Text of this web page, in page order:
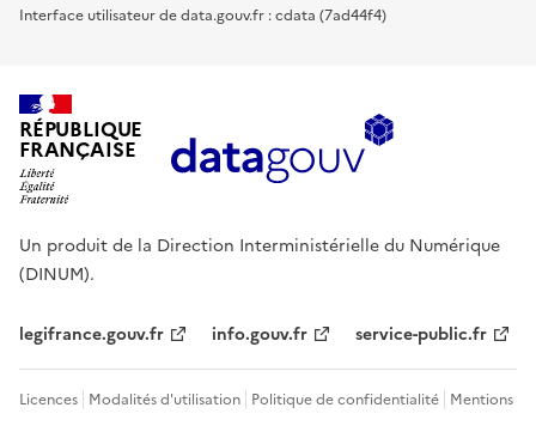
Interface utilisateur de data.gouv.fr : cdata (7ad44f4)
RÉPUBLIQUE
FRANÇAISE
Un produit de la Direction Interministérielle du Numérique
(DINUM).
legifrance.gouv.fr info.gouv.fr service-public.fr
Licences Modalités d'utilisation Politique de confidentialité Mentions